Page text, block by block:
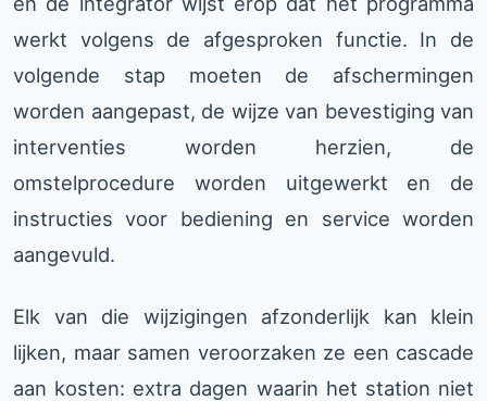
werkt volgens de afgesproken functie. In de
volgende stap moeten de afschermingen
worden aangepast, de wijze van bevestiging van
interventies worden herzien, de
omstelprocedure worden uitgewerkt en de
instructies voor bediening en service worden
aangevuld.
Elk van die wijzigingen afzonderlijk kan klein
lijken, maar samen veroorzaken ze een cascade
aan kosten: extra dagen waarin het station niet